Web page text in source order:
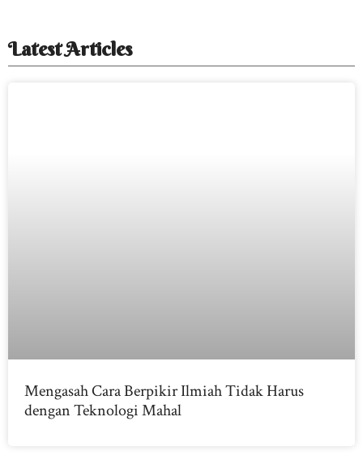
Latest Articles
Mengasah Cara Berpikir Ilmiah Tidak Harus
dengan Teknologi Mahal